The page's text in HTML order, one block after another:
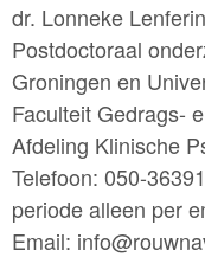
dr. Lonneke
Postdoctoraal
Groningen en
Faculteit Gedrags-
Afdeling Klinische
Telefoon: 050-
periode alleen per
Email: